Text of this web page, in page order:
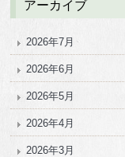
アーカイブ
2026年7月
2026年6月
2026年5月
2026年4月
2026年3月